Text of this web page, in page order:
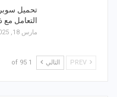
تحميل
التعامل
مارس 18, 2025
التالي 1 of 95